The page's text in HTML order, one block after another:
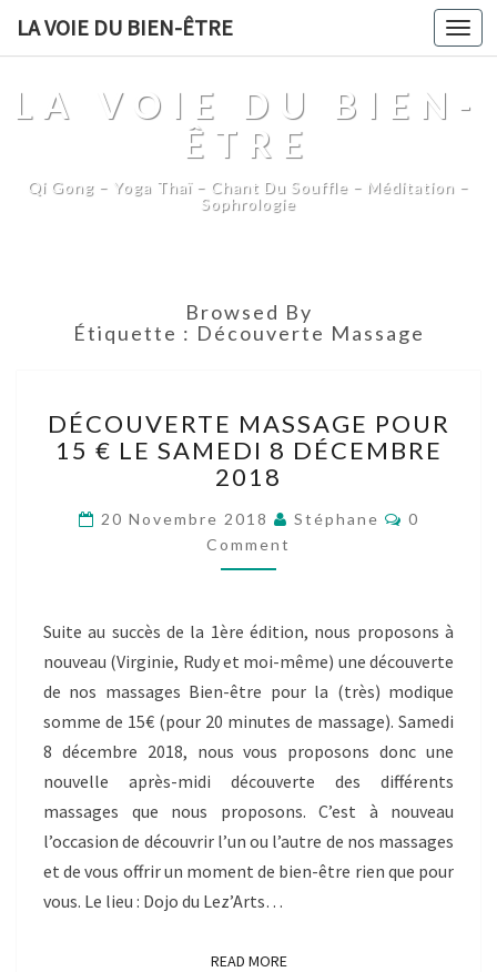
LA VOIE DU BIEN-ÊTRE
LA VOIE DU BIEN-
ÊTRE
Qi Gong – Yoga Thaï – Chant Du Souffle – Méditation –
Sophrologie
Browsed By
Étiquette : Découverte Massage
MASSAGE
POUR
15
LE
SAMEDI
8
2018
DÉCOUVERTE MASSAGE POUR
15 € LE SAMEDI 8 DÉCEMBRE
2018
20 Novembre 2018 Stéphane Comments
0
Comment
Suite au succès de la 1ère édition, nous proposons à
nouveau (Virginie, Rudy et moi-même) une découverte
de nos massages Bien-être pour la (très) modique
somme de 15€ (pour 20 minutes de massage). Samedi
8 décembre 2018, nous vous proposons donc une
nouvelle après-midi découverte des différents
massages que nous proposons. C’est à nouveau
l’occasion de découvrir l’un ou l’autre de nos massages
et de vous offrir un moment de bien-être rien que pour
vous. Le lieu : Dojo du Lez’Arts…
READ MOREREAD MORE